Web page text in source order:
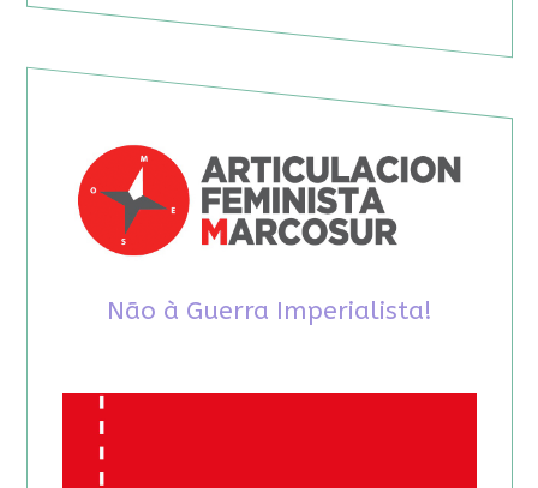
Não à Guerra Imperialista!